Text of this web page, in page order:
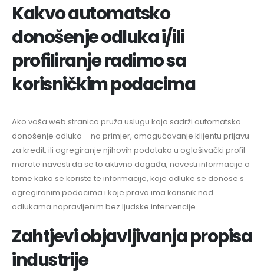
Kakvo automatsko
donošenje odluka i/ili
profiliranje radimo sa
korisničkim podacima
Ako vaša web stranica pruža uslugu koja sadrži automatsko
donošenje odluka – na primjer, omogućavanje klijentu prijavu
za kredit, ili agregiranje njihovih podataka u oglašivački profil –
morate navesti da se to aktivno događa, navesti informacije o
tome kako se koriste te informacije, koje odluke se donose s
agregiranim podacima i koje prava ima korisnik nad
odlukama napravljenim bez ljudske intervencije.
Zahtjevi objavljivanja propisa
industrije